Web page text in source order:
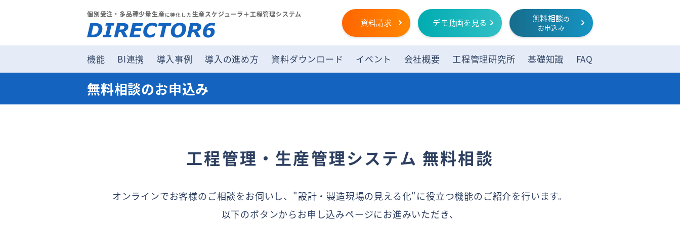
個別受注・多品種少量生産に特化した生産スケジューラ＋工程管理システム
資料請求 デモ動画を見る 無料相談の
お申込み
機能 BI連携 導入事例 導入の進め方 資料ダウンロード イベント 会社概要 工程管理研究所 基礎知識 FAQ
無料相談のお申込み
工程管理・生産管理システム 無料相談
オンラインでお客様のご相談をお伺いし、"設計・製造現場の見える化"に役立つ機能のご紹介を行います。
以下のボタンからお申し込みページにお進みいただき、